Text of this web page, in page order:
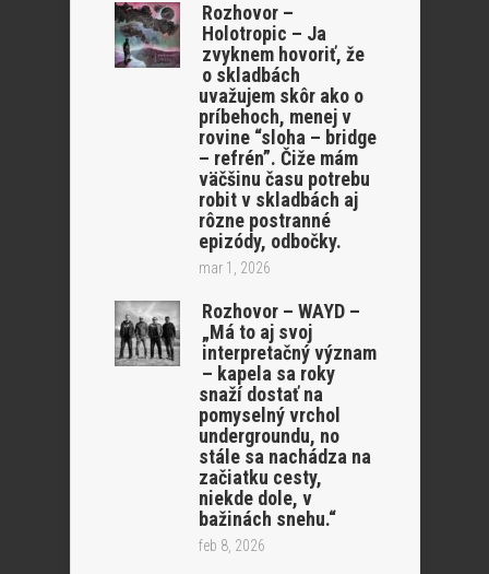
Rozhovor –
Holotropic – Ja
zvyknem hovoriť, že
o skladbách
uvažujem skôr ako o
príbehoch, menej v
rovine “sloha – bridge
– refrén”. Čiže mám
väčšinu času potrebu
robit v skladbách aj
rôzne postranné
epizódy, odbočky.
mar 1, 2026
Rozhovor – WAYD –
„Má to aj svoj
interpretačný význam
– kapela sa roky
snaží dostať na
pomyselný vrchol
undergroundu, no
stále sa nachádza na
začiatku cesty,
niekde dole, v
bažinách snehu.“
feb 8, 2026